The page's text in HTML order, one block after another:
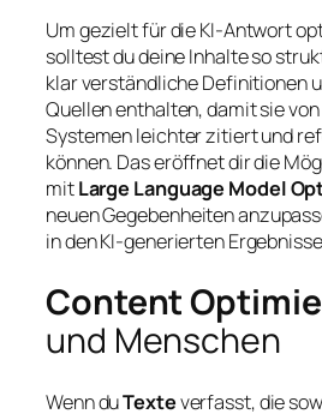
Um gezielt für die KI-Antwort
solltest du deine Inhalte so
klar verständliche Definitionen
Quellen enthalten, damit sie
Systemen leichter zitiert und
können. Das eröffnet dir die
mitLarge Language Model
neuen Gegebenheiten
in den KI-generierten
Content
und Menschen
Wenn duTexteverfasst, die